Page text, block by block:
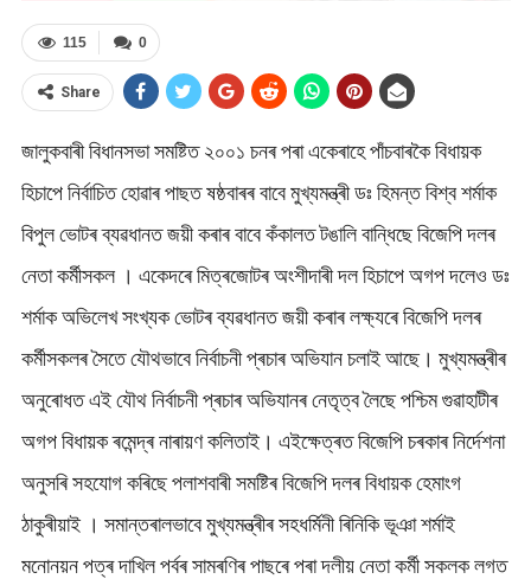
0
115
Share
জালুকবাৰী বিধানসভা সমষ্টিত ২০০১ চনৰ পৰা একেৰাহে পাঁচবাৰকৈ বিধায়ক
হিচাপে নিৰ্বাচিত হোৱাৰ পাছত ষষ্ঠবাৰৰ বাবে মুখ্যমন্ত্ৰী ডঃ হিমন্ত বিশ্ব শৰ্মাক
বিপুল ভোটৰ ব্যৱধানত জয়ী কৰাৰ বাবে কঁকালত টঙালি বান্ধিছে বিজেপি দলৰ
নেতা কৰ্মীসকল । একেদৰে মিত্ৰজোটৰ অংশীদাৰী দল হিচাপে অগপ দলেও ডঃ
শৰ্মাক অভিলেখ সংখ্যক ভোটৰ ব্যৱধানত জয়ী কৰাৰ লক্ষ্যৰে বিজেপি দলৰ
কৰ্মীসকলৰ সৈতে যৌথভাবে নিৰ্বাচনী প্ৰচাৰ অভিযান চলাই আছে। মুখ্যমন্ত্ৰীৰ
অনুৰোধত এই যৌথ নিৰ্বাচনী প্ৰচাৰ অভিযানৰ নেতৃত্ব লৈছে পশ্চিম গুৱাহাটীৰ
অগপ বিধায়ক ৰমেন্দ্ৰ নাৰায়ণ কলিতাই। এইক্ষেত্ৰত বিজেপি চৰকাৰ নিৰ্দেশনা
অনুসৰি সহযোগ কৰিছে পলাশবাৰী সমষ্টিৰ বিজেপি দলৰ বিধায়ক হেমাংগ
ঠাকুৰীয়াই । সমান্তৰালভাবে মুখ্যমন্ত্ৰীৰ সহধৰ্মিনী ৰিনিকি ভূঞা শৰ্মাই
মনোনয়ন পত্ৰ দাখিল পৰ্বৰ সামৰণিৰ পাছৰে পৰা দলীয় নেতা কৰ্মী সকলক লগত